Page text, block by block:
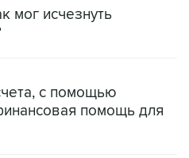
мог исчезнуть
с помощью
помощь для